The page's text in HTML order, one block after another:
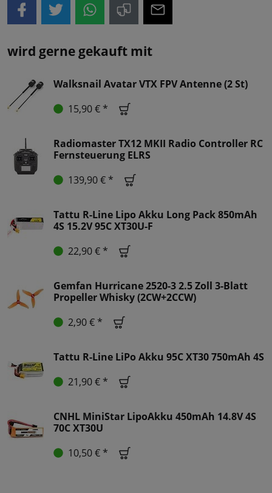
wird gerne gekauft mit
Walksnail Avatar VTX FPV Antenne (2 St)
15,90 € *
Radiomaster TX12 MKII Radio Controller RC
Fernsteuerung ELRS
139,90 € *
Tattu R-Line Lipo Akku Long Pack 850mAh
4S 15.2V 95C XT30U-F
22,90 € *
Gemfan Hurricane 2520-3 2.5 Zoll 3-Blatt
Propeller Whisky (2CW+2CCW)
2,90 € *
Tattu R-Line LiPo Akku 95C XT30 750mAh 4S
21,90 € *
CNHL MiniStar LipoAkku 450mAh 14.8V 4S
70C XT30U
10,50 € *